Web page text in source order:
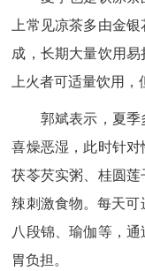
上常见凉茶多由金
成，长期大量饮用易
上火者可适量饮用，
郭斌表示，夏季
喜燥恶湿，此时针
茯苓芡实粥、桂圆
辣刺激食物。每天可
八段锦、瑜伽等，
胃负担。